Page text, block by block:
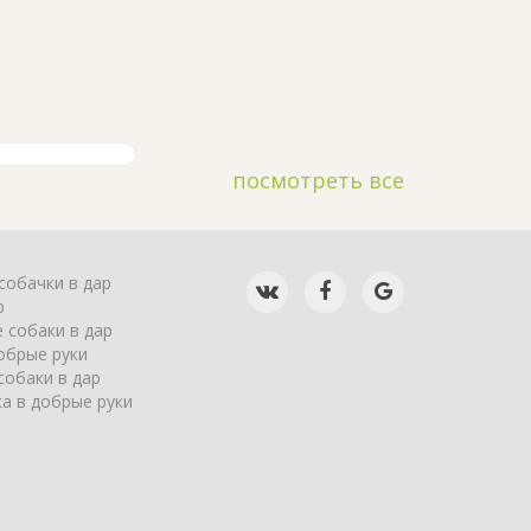
посмотреть все
в дар
собаки в дар
руки
в дар
в добрые руки